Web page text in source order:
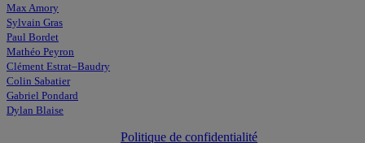
Max Amory
Sylvain Gras
Paul Bordet
Mathéo Peyron
Clément Estrat–Baudry
Colin Sabatier
Gabriel Pondard
Dylan Blaise
Politique de confidentialité